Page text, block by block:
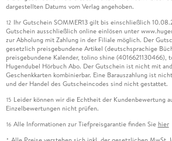
dargestellten Datums vom Verlag angehoben.
12 Ihr Gutschein SOMMER13 gilt bis einschließlich
Gutschein ausschließlich online einlösen unter
zur Abholung mit Zahlung in der Filiale möglich. Der
gesetzlich preisgebundene Artikel (deutschsprachige
preisgebundene Kalender, tolino shine (4016621130466),
Hugendubel Hörbuch Abo. Der Gutschein ist nicht mit
Geschenkkarten kombinierbar. Eine Barauszahlung ist
und der Handel des Gutscheincodes sind nicht gestattet.
15 Leider können wir die Echtheit der Kundenbewertung
Einzelbewertungen nicht prüfen.
16 Alle Informationen zur Tiefpreisgarantie finden Sie hier